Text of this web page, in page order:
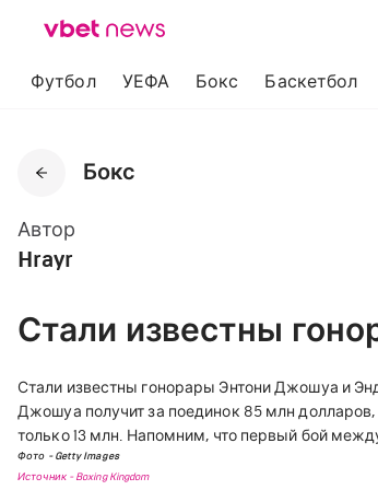
Футбол УЕФА Бокс Баскетбол
Бокс
Автор
Hrayr
Стали известны
Стали известны гонорары Энтони Джошуа и
Джошуа получит за поединок 85 млн
только 13 млн. Напомним, что первый бой
Фото - Getty Images
Источник - Boxing Kingdom